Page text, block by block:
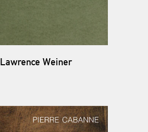
Lawrence Weiner